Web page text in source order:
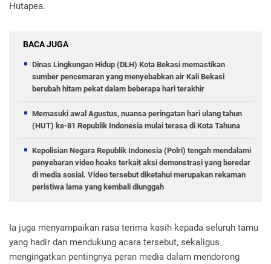
Hutapea.
BACA JUGA
Dinas Lingkungan Hidup (DLH) Kota Bekasi memastikan
sumber pencemaran yang menyebabkan air Kali Bekasi
berubah hitam pekat dalam beberapa hari terakhir
Memasuki awal Agustus, nuansa peringatan hari ulang tahun
(HUT) ke-81 Republik Indonesia mulai terasa di Kota Tahuna
Kepolisian Negara Republik Indonesia (Polri) tengah mendalami
penyebaran video hoaks terkait aksi demonstrasi yang beredar
di media sosial. Video tersebut diketahui merupakan rekaman
peristiwa lama yang kembali diunggah
Ia juga menyampaikan rasa terima kasih kepada seluruh tamu
yang hadir dan mendukung acara tersebut, sekaligus
mengingatkan pentingnya peran media dalam mendorong